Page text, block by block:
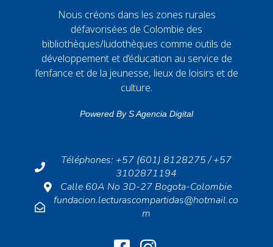
Nous créons dans les zones rurales
défavorisées de Colombie des
bibliothèques/ludothèques comme outils de
développement et d’éducation au service de
l’enfance et de la jeunesse, lieux de loisirs et de
culture.
Powered ByS Agencia Digital
Téléphones: +57 (601) 8128275 / +57
3102871194
Calle 60A No 3D-27 Bogota-Colombie
fundacion.lecturascompartidas@hotmail.co
m